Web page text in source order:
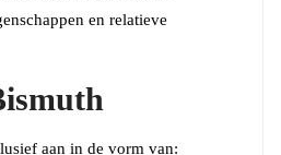
en relatieve
aan in de vorm van: